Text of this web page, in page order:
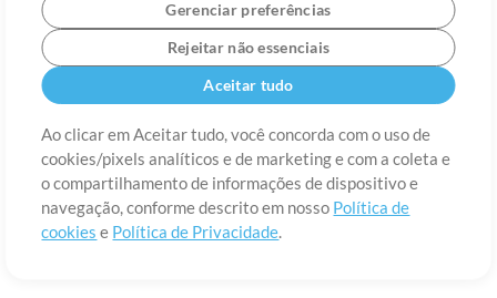
Gerenciar preferências
Rejeitar não essenciais
Aceitar tudo
Ao clicar em Aceitar tudo, você concorda com o uso de
cookies/pixels analíticos e de marketing e com a coleta e
o compartilhamento de informações de dispositivo e
navegação, conforme descrito em nosso Política de
cookies e Política de Privacidade.